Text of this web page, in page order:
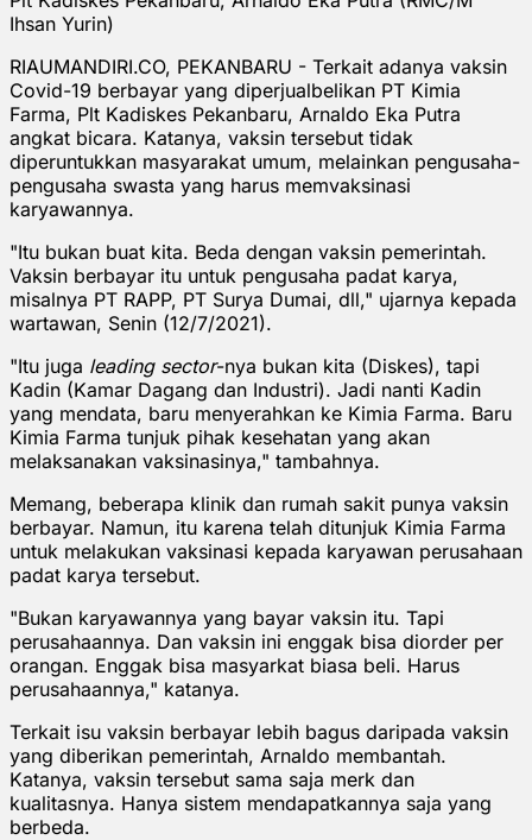
Ihsan Yurin)
RIAUMANDIRI.CO, PEKANBARU - Terkait adanya vaksin
Covid-19 berbayar yang diperjualbelikan PT Kimia
Farma, Plt Kadiskes Pekanbaru, Arnaldo Eka Putra
angkat bicara. Katanya, vaksin tersebut tidak
diperuntukkan masyarakat umum, melainkan pengusaha-
pengusaha swasta yang harus memvaksinasi
karyawannya.
"Itu bukan buat kita. Beda dengan vaksin pemerintah.
Vaksin berbayar itu untuk pengusaha padat karya,
misalnya PT RAPP, PT Surya Dumai, dll," ujarnya kepada
wartawan, Senin (12/7/2021).
"Itu juga leading sector-nya bukan kita (Diskes), tapi
Kadin (Kamar Dagang dan Industri). Jadi nanti Kadin
yang mendata, baru menyerahkan ke Kimia Farma. Baru
Kimia Farma tunjuk pihak kesehatan yang akan
melaksanakan vaksinasinya," tambahnya.
Memang, beberapa klinik dan rumah sakit punya vaksin
berbayar. Namun, itu karena telah ditunjuk Kimia Farma
untuk melakukan vaksinasi kepada karyawan perusahaan
padat karya tersebut.
"Bukan karyawannya yang bayar vaksin itu. Tapi
perusahaannya. Dan vaksin ini enggak bisa diorder per
orangan. Enggak bisa masyarkat biasa beli. Harus
perusahaannya," katanya.
Terkait isu vaksin berbayar lebih bagus daripada vaksin
yang diberikan pemerintah, Arnaldo membantah.
Katanya, vaksin tersebut sama saja merk dan
kualitasnya. Hanya sistem mendapatkannya saja yang
berbeda.